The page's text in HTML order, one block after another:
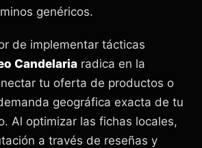
genéricos.
de implementar tácticas
Candelaria radica en la
tu oferta de productos o
geográfica exacta de tu
Al optimizar las fichas locales,
a través de reseñas y